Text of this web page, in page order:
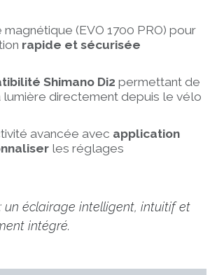
magnétique (EVO 1700 PRO) pour
rapide et sécurisée
Shimano Di2 permettant de
directement depuis le vélo
avancée avec application
les réglages
un éclairage intelligent, intuitif et
intégré.